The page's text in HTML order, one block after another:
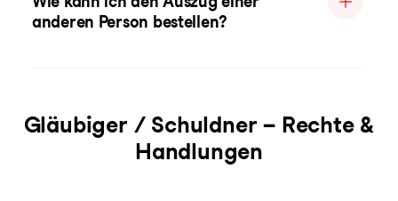
anderen Person bestellen?
Gläubiger / Schuldner – Rechte &
Handlungen